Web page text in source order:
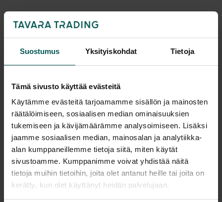
Suostumus Yksityiskohdat Tietoja
Tämä sivusto käyttää evästeitä
Käytämme evästeitä tarjoamamme sisällön ja mainosten
räätälöimiseen, sosiaalisen median ominaisuuksien
tukemiseen ja kävijämäärämme analysoimiseen. Lisäksi
jaamme sosiaalisen median, mainosalan ja analytiikka-
alan kumppaneillemme tietoja siitä, miten käytät
sivustoamme. Kumppanimme voivat yhdistää näitä
tietoja muihin tietoihin, joita olet antanut heille tai joita on
kerätty, kun olet käyttänyt heidän palvelujaan.
Saatavuus
Vantaa: Tilaustuote
Toimitus
Toimitusaika: 6-8 vko
Malli esillä myymälöissä (Vantaa), tervetuloa tutustumaan!
Tulosta tuotekortti
Kaikki valmistajan tuotteet tilattavissa kauttamme.